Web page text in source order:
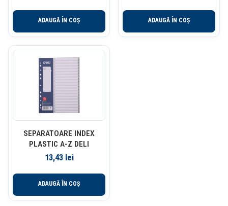
ADAUGĂ ÎN COȘ ADAUGĂ ÎN COȘ
SEPARATOARE INDEX
PLASTIC A-Z DELI
13,43 lei
ADAUGĂ ÎN COȘ